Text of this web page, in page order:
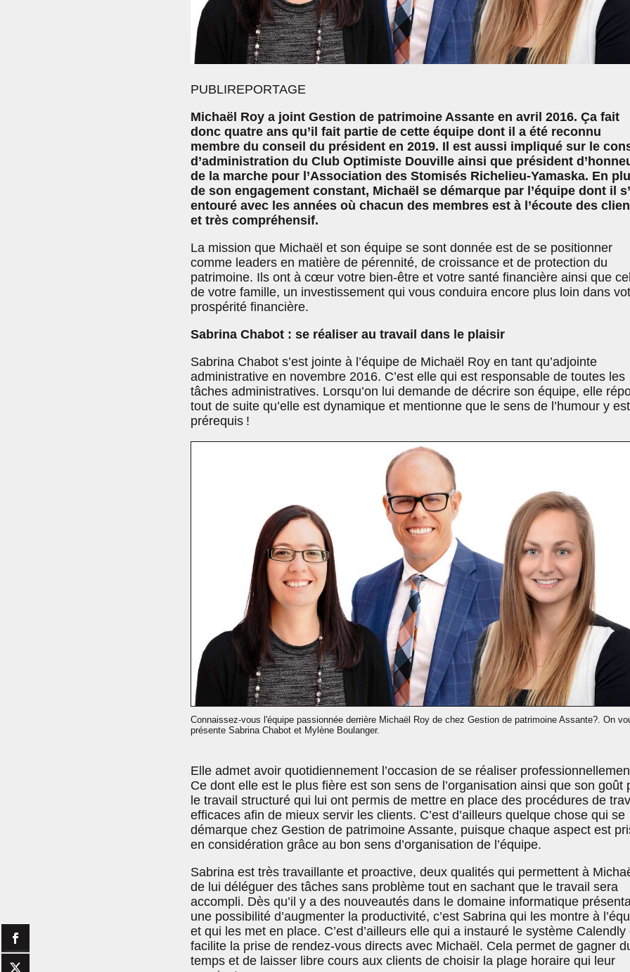
PUBLIREPORTAGE
Michaël Roy a joint Gestion de patrimoine Assante en avril 2016. Ça fait
donc quatre ans qu’il fait partie de cette équipe dont il a été reconnu
membre du conseil du président en 2019. Il est aussi impliqué sur le
d’administration du Club Optimiste Douville ainsi que président
de la marche pour l’Association des Stomisés Richelieu-Yamaska. En
de son engagement constant, Michaël se démarque par l’équipe dont il
entouré avec les années où chacun des membres est à l’écoute des
et très compréhensif.
La mission que Michaël et son équipe se sont donnée est de se positionner
comme leaders en matière de pérennité, de croissance et de protection du
patrimoine. Ils ont à cœur votre bien-être et votre santé financière ainsi que
de votre famille, un investissement qui vous conduira encore plus loin dans
prospérité financière.
Sabrina Chabot : se réaliser au travail dans le plaisir
Sabrina Chabot s’est jointe à l’équipe de Michaël Roy en tant qu’adjointe
administrative en novembre 2016. C’est elle qui est responsable de toutes les
tâches administratives. Lorsqu’on lui demande de décrire son équipe, elle
tout de suite qu’elle est dynamique et mentionne que le sens de l’humour y
prérequis !
Connaissez-vous l'équipe passionnée derrière Michaël Roy de chez Gestion de patrimoine Assante?. On
présente Sabrina Chabot et Mylène Boulanger.
Elle admet avoir quotidiennement l’occasion de se réaliser
Ce dont elle est le plus fière est son sens de l’organisation ainsi que son goût
le travail structuré qui lui ont permis de mettre en place des procédures de
efficaces afin de mieux servir les clients. C’est d’ailleurs quelque chose qui se
démarque chez Gestion de patrimoine Assante, puisque chaque aspect est
en considération grâce au bon sens d’organisation de l’équipe.
Sabrina est très travaillante et proactive, deux qualités qui permettent à
de lui déléguer des tâches sans problème tout en sachant que le travail sera
accompli. Dès qu’il y a des nouveautés dans le domaine informatique
une possibilité d’augmenter la productivité, c’est Sabrina qui les montre à
et qui les met en place. C’est d’ailleurs elle qui a instauré le système Calendly
facilite la prise de rendez-vous directs avec Michaël. Cela permet de gagner
temps et de laisser libre cours aux clients de choisir la plage horaire qui leur